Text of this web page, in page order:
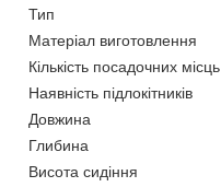
Тип
Матеріал виготовлення
Кількість посадочних місць
Наявність підлокітників
Довжина
Глибина
Висота сидіння